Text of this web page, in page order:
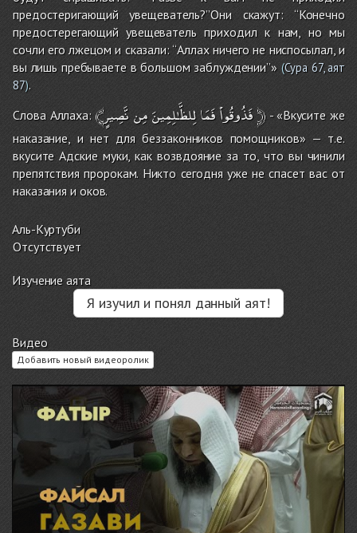
предостеригающий увещеватель?’’Они скажут: ‘‘Конечно
предостерегающий увещеватель приходил к нам, но мы
сочли его лжецом и сказали: ‘‘Аллах ничего не ниспосылал, и
вы лишь пребываете в большом заблуждении’’»(Сура 67, аят
87).
Слова Аллаха:
﴾فَذُوقُواْفَمَالِلظَّـٰلِمِينَمِننَّصِيرٍ ﴿- «Вкусите же
наказание, и нет для беззаконников помощников» — т.е.
вкусите Адские муки, как возвдояние за то, что вы чинили
препятствия пророкам. Никто сегодня уже не спасет вас от
наказания и оков.
Аль-Куртуби
Отсутствует
Изучение аята
Я изучил и понял данный аят!
Видео
Добавить новый видеоролик